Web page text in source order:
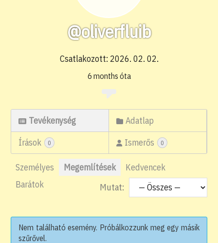
@oliverfluib
Csatlakozott: 2026. 02. 02.
6 months óta
Tevékenység
Adatlap
Írások
0 Ismerős 0
Személyes Megemlítések
Kedvencek
Barátok
Mutat:
Nem található esemény. Próbálkozzunk meg egy másik
szűrővel.